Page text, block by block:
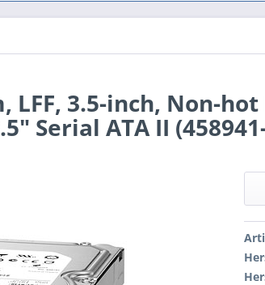
LFF, 3.5-inch, Non-
Serial ATA II